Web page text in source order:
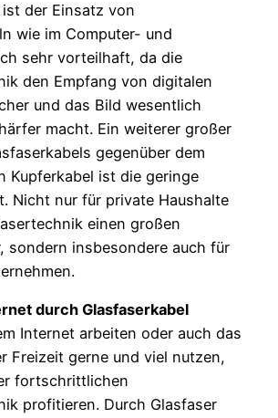
der Einsatz von
wie im Computer- und
sehr vorteilhaft, da die
den Empfang von digitalen
und das Bild wesentlich
macht. Ein weiterer großer
gegenüber dem
Kupferkabel ist die geringe
Nicht nur für private Haushalte
einen großen
sondern insbesondere auch für
durch Glasfaserkabel
Internet arbeiten oder auch das
Freizeit gerne und viel nutzen,
fortschrittlichen
profitieren. Durch Glasfaser